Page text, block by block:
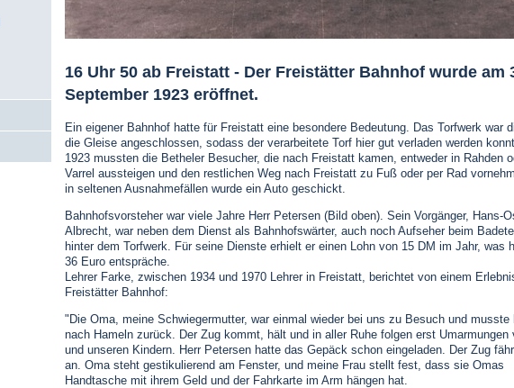
16 Uhr 50 ab Freistatt - Der Freistätter Bahnhof wurde am
September 1923 eröffnet.
Ein eigener Bahnhof hatte für Freistatt eine besondere Bedeutung. Das Torfwerk war
die Gleise angeschlossen, sodass der verarbeitete Torf hier gut verladen werden
1923 mussten die Betheler Besucher, die nach Freistatt kamen, entweder in Rahden
Varrel aussteigen und den restlichen Weg nach Freistatt zu Fuß oder per Rad
in seltenen Ausnahmefällen wurde ein Auto geschickt.
Bahnhofsvorsteher war viele Jahre Herr Petersen (Bild oben). Sein Vorgänger, Hans-
Albrecht, war neben dem Dienst als Bahnhofswärter, auch noch Aufseher beim
hinter dem Torfwerk. Für seine Dienste erhielt er einen Lohn von 15 DM im Jahr, was
36 Euro entspräche.
Lehrer Farke, zwischen 1934 und 1970 Lehrer in Freistatt, berichtet von einem
Freistätter Bahnhof:
"Die Oma, meine Schwiegermutter, war einmal wieder bei uns zu Besuch und musste
nach Hameln zurück. Der Zug kommt, hält und in aller Ruhe folgen erst Umarmungen
und unseren Kindern. Herr Petersen hatte das Gepäck schon eingeladen. Der Zug
an. Oma steht gestikulierend am Fenster, und meine Frau stellt fest, dass sie Omas
Handtasche mit ihrem Geld und der Fahrkarte im Arm hängen hat.